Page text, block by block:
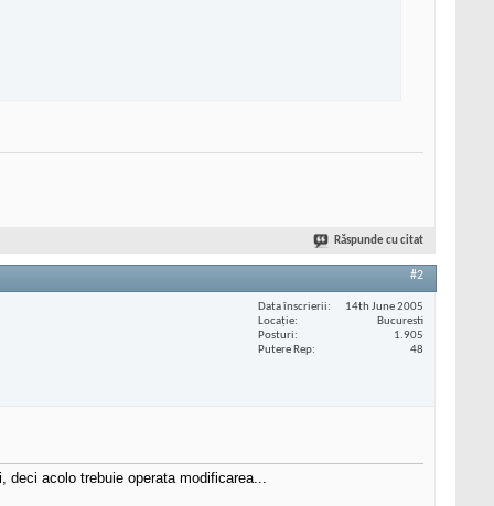
Răspunde cu citat
#2
Data înscrierii
14th June 2005
Locaţie
Bucuresti
Posturi
1.905
Putere Rep
48
acolo trebuie operata modificarea...